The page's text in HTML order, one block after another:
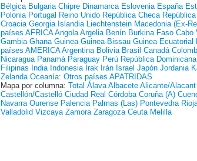
Bélgica Bulgaria Chipre Dinamarca Eslovenia España
Polonia Portugal Reino Unido República Checa
Croacia Georgia Islandia Liechtenstein Macedonia (Ex-
países AFRICA Angola Argelia Benín Burkina Faso Cabo
Gambia Ghana Guinea Guinea-Bissau Guinea Ecuatorial
países AMERICA Argentina Bolivia Brasil Canadá
Nicaragua Panamá Paraguay Perú República Dominicana
Filipinas India Indonesia Irak Irán Israel Japón Jordania
Zelanda Oceanía: Otros países APATRIDAS
Mapa por columna: Total Álava Albacete Alicante/Alacant
Castellón/Castelló Ciudad Real Córdoba Coruña (A)
Navarra Ourense Palencia Palmas (Las) Pontevedra
Valladolid Vizcaya Zamora Zaragoza Ceuta Melilla